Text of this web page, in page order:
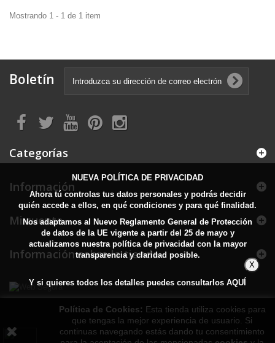
Mostrando 1 - 1 de 1 item
Boletín
Categorías
Información
Mi cuenta
Información sobre la tienda
Política de Cookies: Esta tienda utiliza cookies para
que tengas la mejor experiencia de usuario. Si
continuas navegando estás dando tu consentimiento
NUEVA POLÍTICA DE PRIVACIDAD
Ahora tú controlas tus datos personales y podrás decidir
quién accede a ellos, en qué condiciones y para qué finalidad.
Nos adaptamos al Nuevo Reglamento General de Protección
de datos de la UE vigente a partir del 25 de mayo y
actualizamos nuestra política de privacidad con la mayor
transparencia y claridad posible.
Y si quieres todos los detalles puedes consultarlos AQUÍ
X